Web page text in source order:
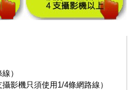
）
影機只須使用1/4條網路線）